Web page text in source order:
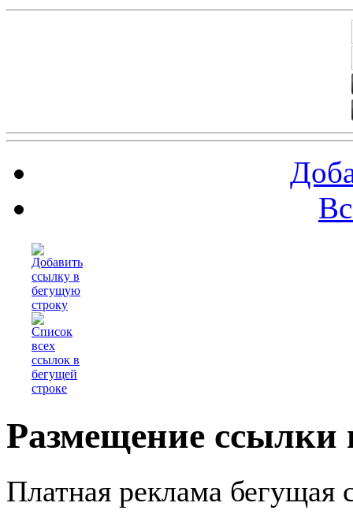
Размещение ссылки
Платная реклама бегущая